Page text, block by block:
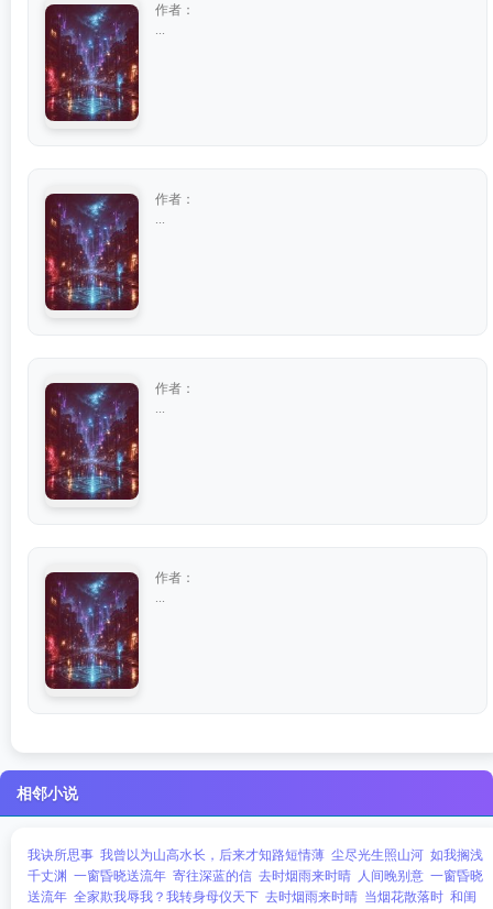
作者：
作者：
作者：
作者：
相邻小说
我诀所思事 我曾以为山高水长，后来才知路短情薄 尘尽光生照山河 如我搁浅
千丈渊 一窗昏晓送流年 寄往深蓝的信 去时烟雨来时晴 人间晚别意 一窗昏晓
送流年 全家欺我辱我？我转身母仪天下 去时烟雨来时晴 当烟花散落时 和闺